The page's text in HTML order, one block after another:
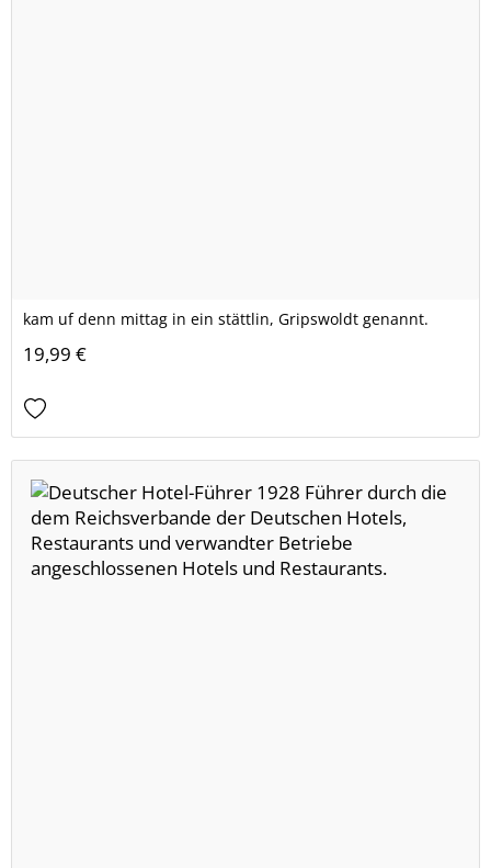
kam uf denn mittag in ein stättlin, Gripswoldt genannt.
19,99 €